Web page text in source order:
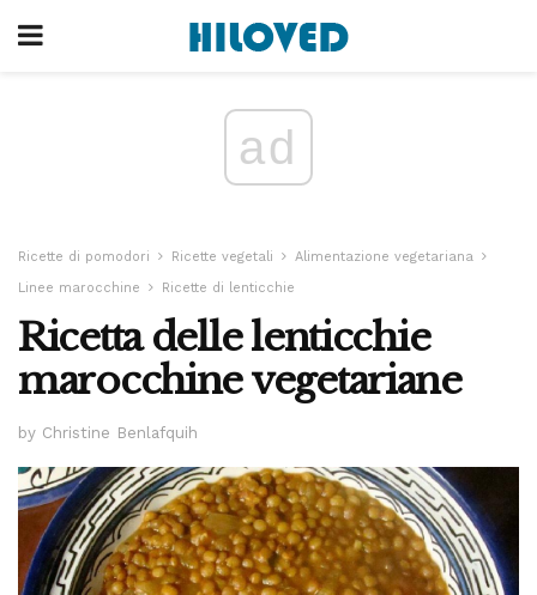
ad
Ricette di pomodori Ricette vegetali
Alimentazione vegetariana
Linee marocchine
Ricette di lenticchie
Ricetta delle lenticchie
marocchine vegetariane
by Christine Benlafquih